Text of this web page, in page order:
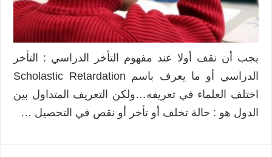
يجب أن نقف أولا عند مفهوم التأخر الدراسي : التأخر
الدراسي أو ما يعرف باسم Scholastic Retardation
اختلف العلماء في تعريفه…ولكن التعريف المتداول بين
الدول هو : حالة تخلف أو تأخر أو نقص في التحصيل …